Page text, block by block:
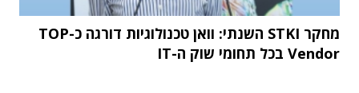
מחקר STKI השנתי: וואן טכנולוגיות דורגה כ-TOP
Vendor בכל תחומי שוק ה-IT